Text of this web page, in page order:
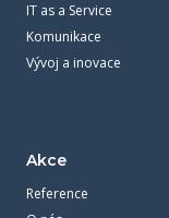
IT as a Service
Komunikace
Vývoj a inovace
Akce
Reference